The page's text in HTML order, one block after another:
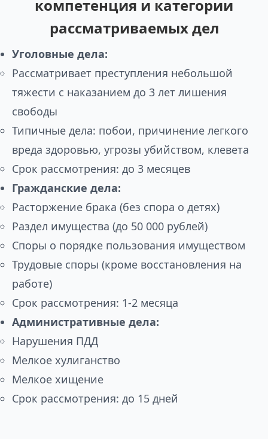
компетенция и категории
рассматриваемых дел
Уголовные дела:
Рассматривает преступления небольшой
тяжести с наказанием до 3 лет лишения
свободы
Типичные дела: побои, причинение легкого
вреда здоровью, угрозы убийством, клевета
Срок рассмотрения: до 3 месяцев
Гражданские дела:
Расторжение брака (без спора о детях)
Раздел имущества (до 50 000 рублей)
Споры о порядке пользования имуществом
Трудовые споры (кроме восстановления на
работе)
Срок рассмотрения: 1-2 месяца
Административные дела:
Нарушения ПДД
Мелкое хулиганство
Мелкое хищение
Срок рассмотрения: до 15 дней